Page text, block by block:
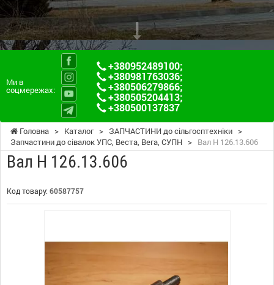
Ми в
соцмережах:
+380952489100;
+380981763036;
+380506279866;
+380505204413;
+380500137837
Головна > Каталог > ЗАПЧАСТИНИ до сільгосптехніки >
Запчастини до сівалок УПС, Веста, Вега, СУПН > Вал Н 126.13.606
Вал Н 126.13.606
Код товару: 60587757